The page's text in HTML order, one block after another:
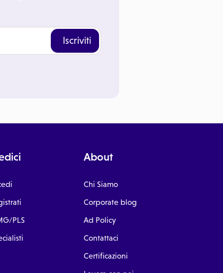
Iscriviti
PLS
About
Chi Siamo
Corporate blog
Ad Policy
Contattaci
Certificazioni